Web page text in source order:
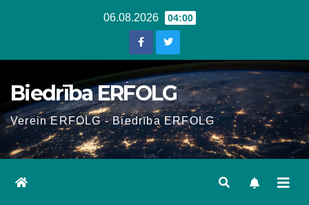
06.08.2026 04:00
Biedrība ERFOLG
Verein ERFOLG - Biedrība ERFOLG